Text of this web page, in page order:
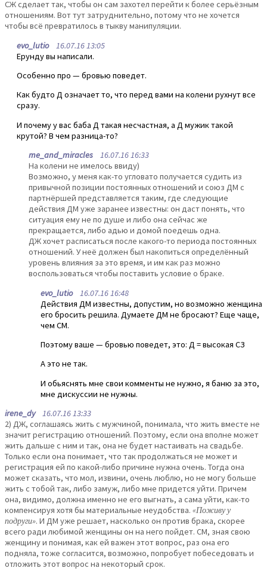
СЖ сделает так, чтобы он сам захотел перейти к более серьёзным
отношениям. Вот тут затруднительно, потому что не хочется
чтобы всё превратилось в тыкву манипуляции.
evo_lutio16.07.16 13:05
Ерунду вы написали.
Особенно про — бровью поведет.
Как будто Д означает то, что перед вами на колени рухнут все
сразу.
И почему у вас баба Д такая несчастная, а Д мужик такой
крутой? В чем разница-то?
me_and_miracles 16.07.16 16:33
На колени не имелось ввиду)
Возможно, у меня как-то угловато получается судить из
привычной позиции постоянных отношений и союз ДМ с
партнёршей представляется таким, где следующие
действия ДМ уже заранее известны: он даст понять, что
ситуация ему не по душе и либо она сейчас же
прекращается, либо адью и домой поедешь одна.
ДЖ хочет расписаться после какого-то периода постоянных
отношений. У неё должен был накопиться определённый
уровень влияния за это время, и им как раз можно
воспользоваться чтобы поставить условие о браке.
evo_lutio16.07.16 16:48
Действия ДМ известны, допустим, но возможно женщина
его бросить решила. Думаете ДМ не бросают? Еще чаще,
чем СМ.
Поэтому ваше — бровью поведет, это: Д = высокая СЗ
А это не так.
И обьяснять мне свои комменты не нужно, я баню за это,
мне дискуссии не нужны.
irene_dy16.07.16 13:33
2) ДЖ, соглашаясь жить с мужчиной, понимала, что жить вместе не
значит регистрацию отношений. Поэтому, если она вполне может
жить дальше с ним и так, она не будет настаивать на свадьбе.
Только если она понимает, что так продолжаться не может и
регистрация ей по какой-либо причине нужна очень. Тогда она
может сказать, что мол, извини, очень люблю, но не могу больше
жить с тобой так, либо замуж, либо мне придется уйти. Причем
она, видимо, должна именно не его выгнать, а сама уйти, как-то
компенсируя хотя бы материальные неудобства. «Поживу у
подруги». И ДМ уже решает, насколько он против брака, скорее
всего ради любимой женщины он на него пойдет. СМ, зная свою
женщину и понимая, как ей важен этот вопрос, раз она его
подняла, тоже согласится, возможно, попробует побеседовать и
отложить этот вопрос на некоторый срок.